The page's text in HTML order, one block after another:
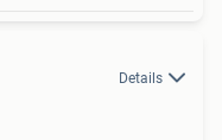
Details